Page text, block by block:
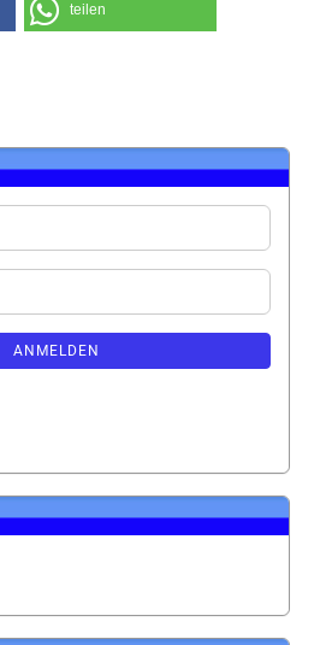
teilen
ANMELDEN